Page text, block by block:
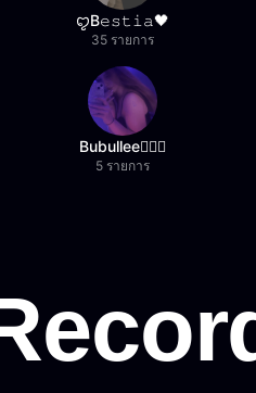
ꨄB𝚎𝚜𝚝𝚒𝚊🖤
35 รายการ
Bubullee🧚🏼‍♀️
5 รายการ